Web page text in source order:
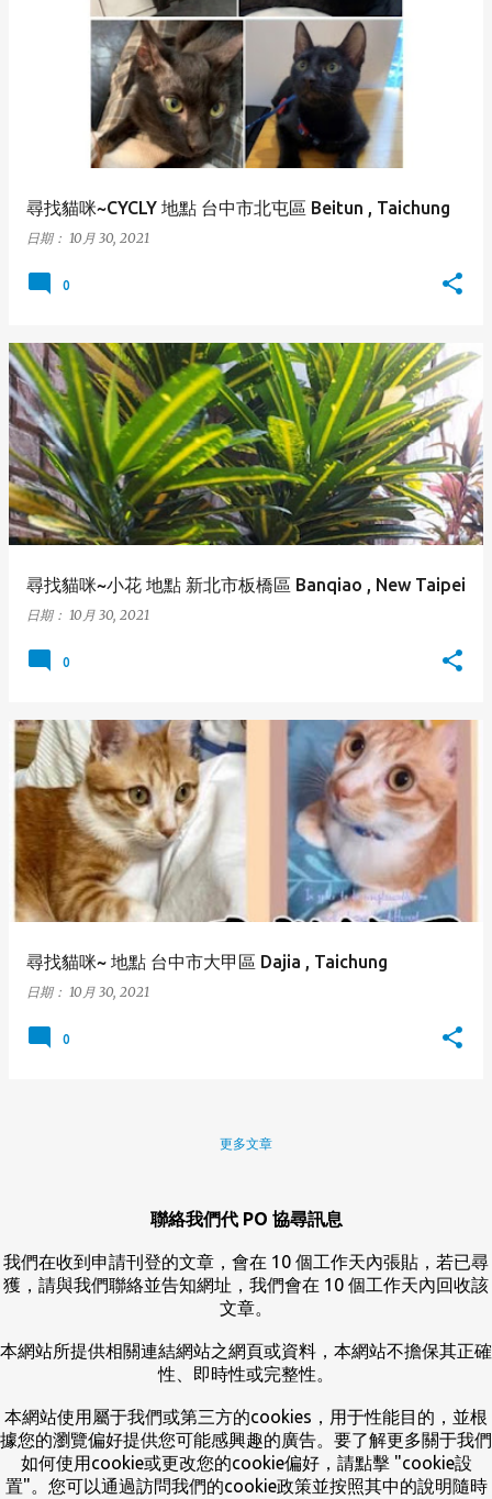
尋找貓咪~CYCLY 地點 台中市北屯區 Beitun , Taichung
日期： 10月 30, 2021
0
尋找貓咪~小花 地點 新北市板橋區 Banqiao , New Taipei
日期： 10月 30, 2021
0
尋找貓咪~ 地點 台中市大甲區 Dajia , Taichung
日期： 10月 30, 2021
0
更多文章
聯絡我們代 PO 協尋訊息
我們在收到申請刊登的文章，會在 10 個工作天內張貼，若已尋
獲，請與我們聯絡並告知網址，我們會在 10 個工作天內回收該
文章。
本網站所提供相關連結網站之網頁或資料，本網站不擔保其正確
性、即時性或完整性。
本網站使用屬于我們或第三方的cookies，用于性能目的，並根
據您的瀏覽偏好提供您可能感興趣的廣告。要了解更多關于我們
如何使用cookie或更改您的cookie偏好，請點擊 "cookie設
置"。您可以通過訪問我們的cookie政策並按照其中的說明隨時